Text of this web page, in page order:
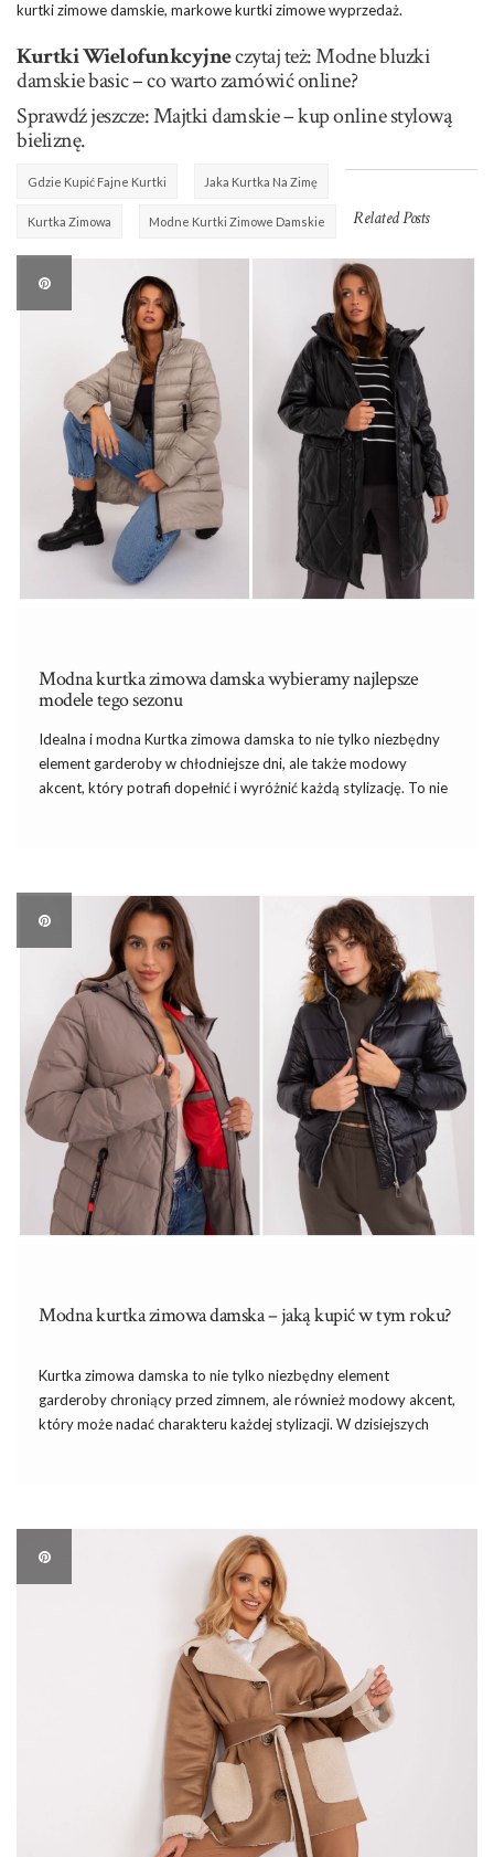
kurtki zimowe damskie, markowe kurtki zimowe wyprzedaż.
Kurtki Wielofunkcyjneczytaj też: Modne bluzki
damskie basic – co warto zamówić online?
Sprawdź jeszcze: Majtki damskie – kup online stylową
bieliznę.
Gdzie Kupić Fajne Kurtki Jaka Kurtka Na Zimę
Kurtka Zimowa Modne Kurtki Zimowe Damskie Related Posts
Modna kurtka zimowa damska wybieramy najlepsze
modele tego sezonu
Idealna i modna Kurtka zimowa damska to nie tylko niezbędny
element garderoby w chłodniejsze dni, ale także modowy
akcent, który potrafi dopełnić i wyróżnić każdą stylizację. To nie
Modna kurtka zimowa damska – jaką kupić w tym roku?
Kurtka zimowa damska to nie tylko niezbędny element
garderoby chroniący przed zimnem, ale również modowy akcent,
który może nadać charakteru każdej stylizacji. W dzisiejszych